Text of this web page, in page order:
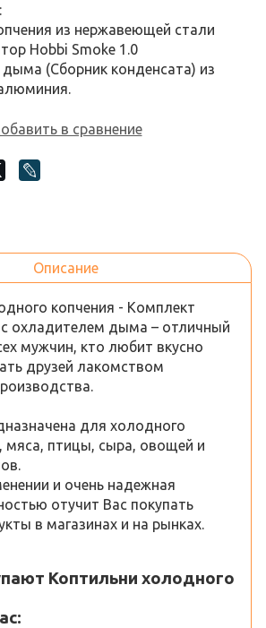
из нержавеющей стали
Hobbi Smoke 1.0
(Сборник конденсата) из
в сравнение
Описание
копчения - Комплект
с охладителем дыма – отличный
мужчин, кто любит вкусно
друзей лакомством
для холодного
мяса, птицы, сыра, овощей и
и очень надежная
отучит Вас покупать
в магазинах и на рынках.
Коптильни холодного